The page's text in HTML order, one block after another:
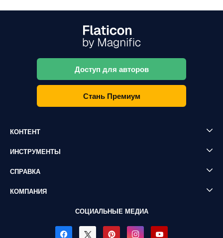
Доступ для авторов
Стань Премиум
КОНТЕНТ
ИНСТРУМЕНТЫ
СПРАВКА
КОМПАНИЯ
СОЦИАЛЬНЫЕ МЕДИА